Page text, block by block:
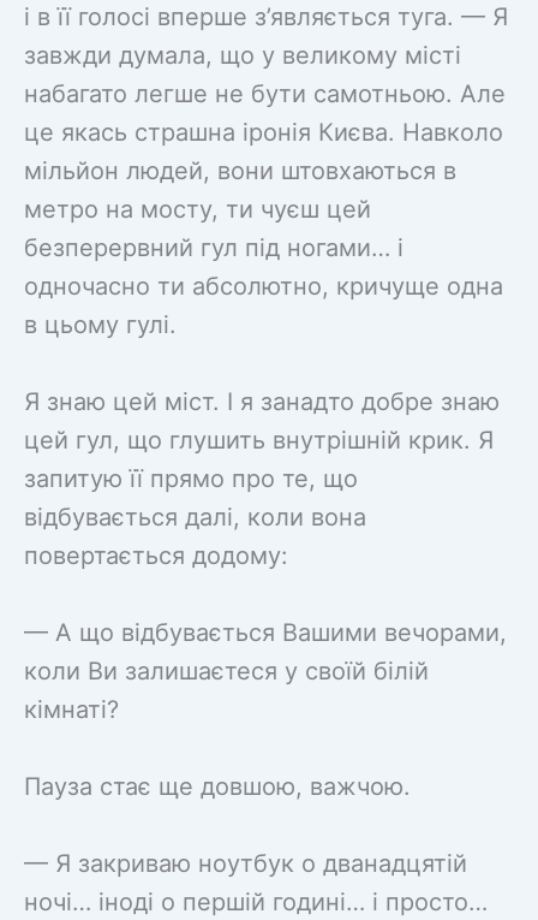
і в її голосі вперше з’являється туга. — Я
завжди думала, що у великому місті
набагато легше не бути самотньою. Але
це якась страшна іронія Києва. Навколо
мільйон людей, вони штовхаються в
метро на мосту, ти чуєш цей
безперервний гул під ногами… і
одночасно ти абсолютно, кричуще одна
в цьому гулі.
Я знаю цей міст. І я занадто добре знаю
цей гул, що глушить внутрішній крик. Я
запитую її прямо про те, що
відбувається далі, коли вона
повертається додому:
— А що відбувається Вашими вечорами,
коли Ви залишаєтеся у своїй білій
кімнаті?
Пауза стає ще довшою, важчою.
— Я закриваю ноутбук о дванадцятій
ночі… іноді о першій годині… і просто…